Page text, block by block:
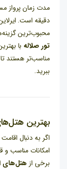
مدت زمان پرواز
دقیقه است.
محبوب‌ترین
تور صلاله با
مناسب‌تر هستند
ببرید.
بهترین
اگر به دنبال
امکانات مناسب
برخی از هتل‌های